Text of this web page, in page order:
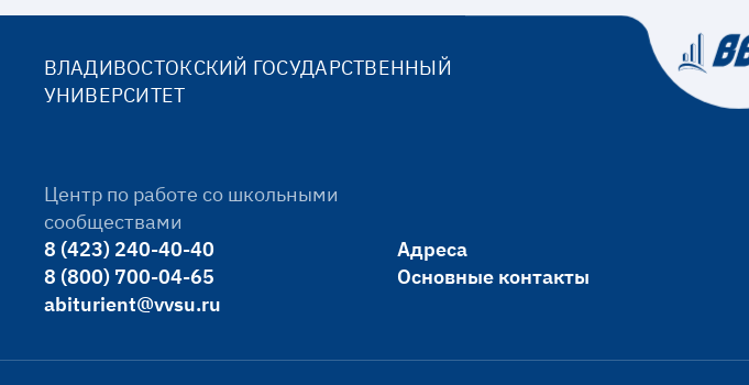
ВЛАДИВОСТОКСКИЙ ГОСУДАРСТВЕННЫЙ
УНИВЕРСИТЕТ
Центр по работе со школьными
сообществами
8 (423) 240-40-40
8 (800) 700-04-65
abiturient@vvsu.ru
Адреса
Основные контакты